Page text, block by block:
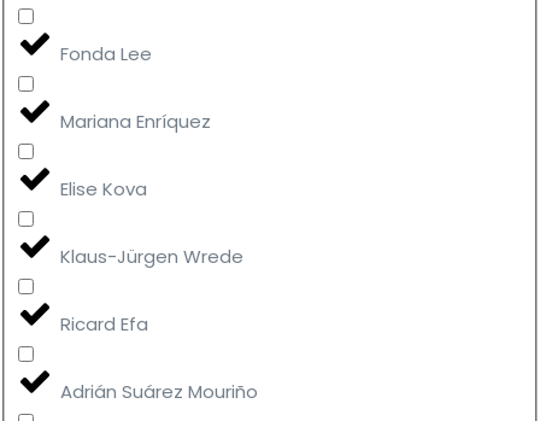
Fonda Lee
Mariana Enríquez
Elise Kova
Klaus-Jürgen Wrede
Ricard Efa
Adrián Suárez Mouriño